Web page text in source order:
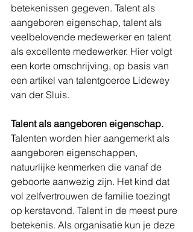
betekenissen gegeven. Talent als
aangeboren eigenschap, talent als
veelbelovende medewerker en talent
als excellente medewerker. Hier volgt
een korte omschrijving, op basis van
een artikel van talentgoeroe Lidewey
van der Sluis.
Talent als aangeboren eigenschap.
Talenten worden hier aangemerkt als
aangeboren eigenschappen,
natuurlijke kenmerken die vanaf de
geboorte aanwezig zijn. Het kind dat
vol zelfvertrouwen de familie toezingt
op kerstavond. Talent in de meest pure
betekenis. Als organisatie kun je deze